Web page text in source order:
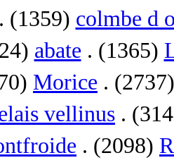
(1359) colmbe d
abate . (1365)
Morice .
vellinus .
. (2098)